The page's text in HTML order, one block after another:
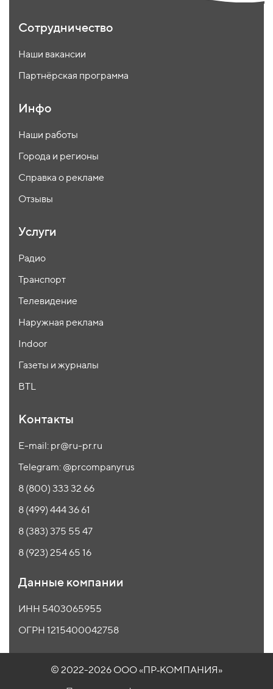
Сотрудничество
Наши вакансии
Партнёрская программа
Инфо
Наши работы
Города и регионы
Справка о рекламе
Отзывы
Услуги
Радио
Транспорт
Телевидение
Наружная реклама
Indoor
Газеты и журналы
BTL
Контакты
E-mail: pr@ru-pr.ru
Telegram: @prcompanyrus
8 (800) 333 32 66
8 (499) 444 36 61
8 (383) 375 55 47
8 (923) 254 65 16
Данные компании
ИНН 5403065955
ОГРН 1215400042758
© 2022-2026 ООО «ПР‑КОМПАНИЯ»